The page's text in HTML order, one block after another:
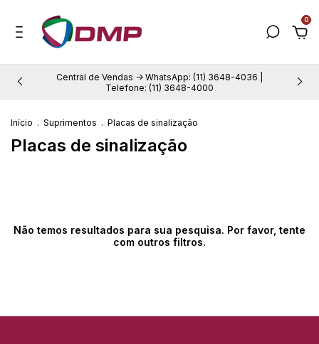
0
Central de Vendas -> WhatsApp: (11) 3648-4036 |
Telefone: (11) 3648-4000
Início . Suprimentos . Placas de sinalização
Placas de sinalização
Não temos resultados para sua pesquisa. Por favor, tente
com outros filtros.